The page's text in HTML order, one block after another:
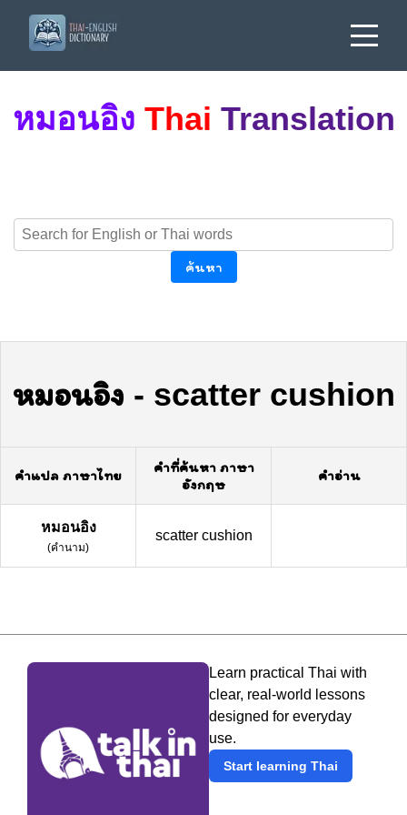
หมอนอิง Thai Translation
ค้นหา
หมอนอิง - scatter cushion
คำแปล ภาษาไทย
คำที่ค้นหา ภาษา
อังกฤษ
คำอ่าน
หมอนอิง
(คำนาม)
scatter cushion
Learn practical Thai with
clear, real-world lessons
designed for everyday
use.
Start learning Thai